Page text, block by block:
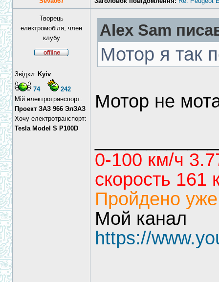
Творець
електромобіля, член
клубу
Звідки: Kyiv
74
242
Мій електротранспорт:
Проект ЗАЗ 966 ЭлЗАЗ
Хочу електротранспорт:
Tesla Model S P100D
Alex Sam
Мотор я так
Мотор не
0-100 км/ч
скорость 161
Пройдено
Мой канал
https://